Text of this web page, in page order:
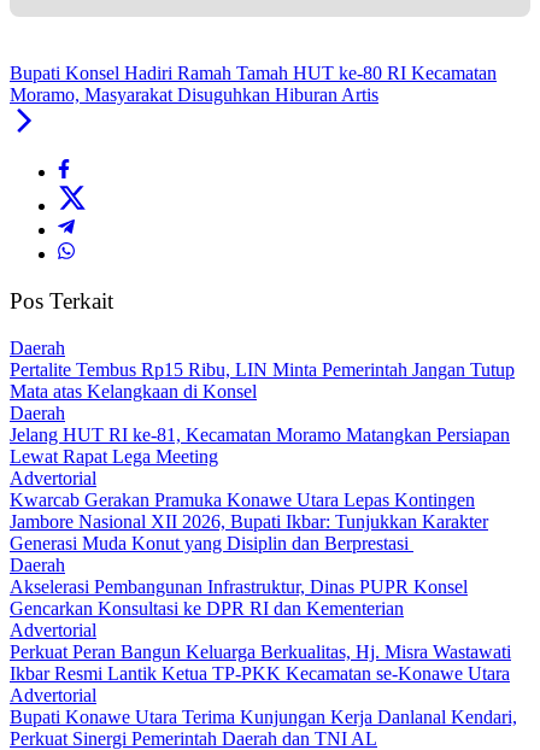
Bupati Konsel Hadiri Ramah Tamah HUT ke-80 RI Kecamatan
Moramo, Masyarakat Disuguhkan Hiburan Artis
Pos Terkait
Daerah
‎Pertalite Tembus Rp15 Ribu, LIN Minta Pemerintah Jangan Tutup
Mata atas Kelangkaan di Konsel
Daerah
‎Jelang HUT RI ke-81, Kecamatan Moramo Matangkan Persiapan
Lewat Rapat Lega Meeting
Advertorial
‎Kwarcab Gerakan Pramuka Konawe Utara Lepas Kontingen
Jambore Nasional XII 2026, Bupati Ikbar: Tunjukkan Karakter
Generasi Muda Konut yang Disiplin dan Berprestasi ‎
Daerah
Akselerasi Pembangunan Infrastruktur, Dinas PUPR Konsel
Gencarkan Konsultasi ke DPR RI dan Kementerian
Advertorial
‎Perkuat Peran Bangun Keluarga Berkualitas, Hj. Misra Wastawati
Ikbar Resmi Lantik Ketua TP-PKK Kecamatan se-Konawe Utara
Advertorial
Bupati Konawe Utara Terima Kunjungan Kerja Danlanal Kendari,
Perkuat Sinergi Pemerintah Daerah dan TNI AL